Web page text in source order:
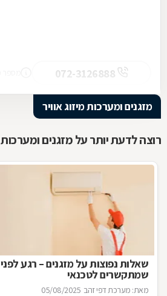
מזגנים ומערכות מיזוג אוויר
שאלות נפוצות על מזגנים – רגע לפני
שמתקשרים לטכנאי
מאת: מערכת דפי זהב 05/08/2025